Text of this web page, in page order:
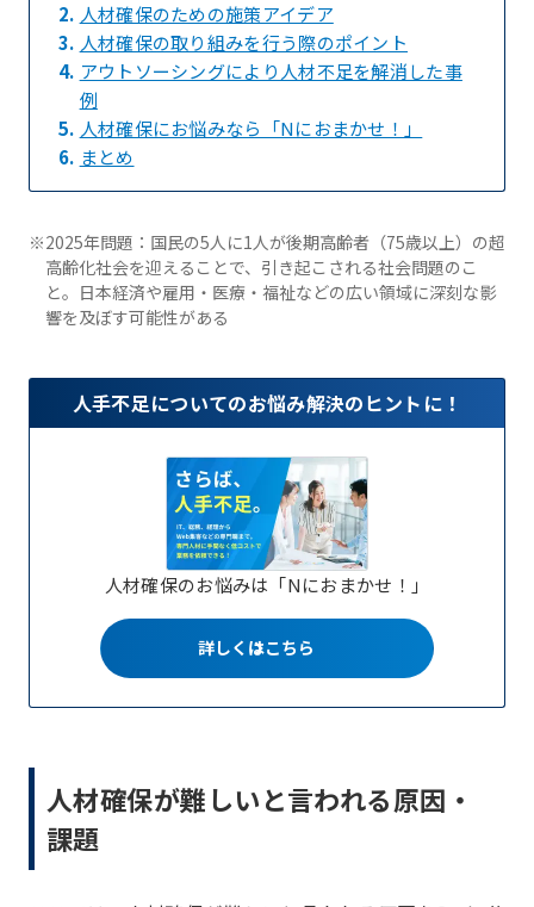
2. 人材確保のための施策アイデア
3. 人材確保の取り組みを行う際のポイント
4. アウトソーシングにより人材不足を解消した事
例
5. 人材確保にお悩みなら「Nにおまかせ！」
6. まとめ
※2025年問題：国民の5人に1人が後期高齢者（75歳以上）の超
高齢化社会を迎えることで、引き起こされる社会問題のこ
と。日本経済や雇用・医療・福祉などの広い領域に深刻な影
響を及ぼす可能性がある
人手不足についてのお悩み解決のヒントに！
人材確保のお悩みは「Nにおまかせ！」
詳しくはこちら
人材確保が難しいと言われる原因・
課題